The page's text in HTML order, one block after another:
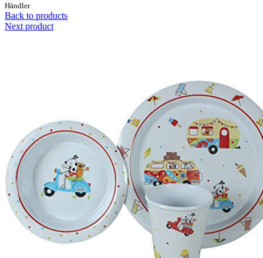
Händler
Back to products
Next product